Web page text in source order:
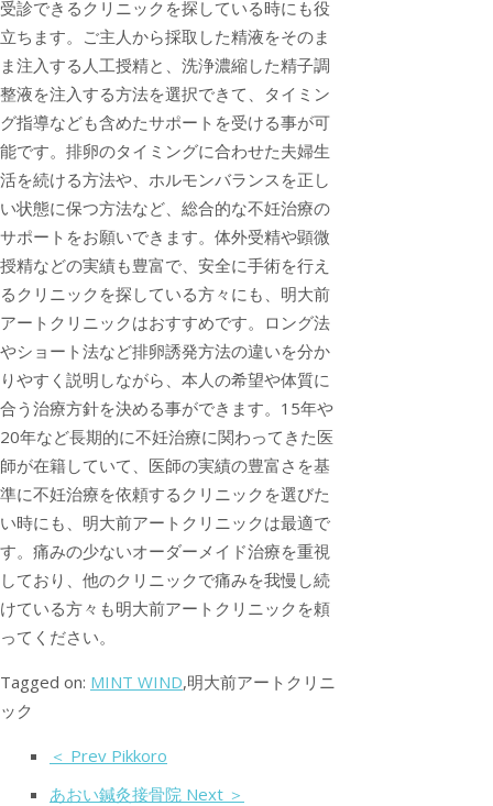
受診できるクリニックを探している時にも役
立ちます。ご主人から採取した精液をそのま
ま注入する人工授精と、洗浄濃縮した精子調
整液を注入する方法を選択できて、タイミン
グ指導なども含めたサポートを受ける事が可
能です。排卵のタイミングに合わせた夫婦生
活を続ける方法や、ホルモンバランスを正し
い状態に保つ方法など、総合的な不妊治療の
サポートをお願いできます。体外受精や顕微
授精などの実績も豊富で、安全に手術を行え
るクリニックを探している方々にも、明大前
アートクリニックはおすすめです。ロング法
やショート法など排卵誘発方法の違いを分か
りやすく説明しながら、本人の希望や体質に
合う治療方針を決める事ができます。15年や
20年など長期的に不妊治療に関わってきた医
師が在籍していて、医師の実績の豊富さを基
準に不妊治療を依頼するクリニックを選びた
い時にも、明大前アートクリニックは最適で
す。痛みの少ないオーダーメイド治療を重視
しており、他のクリニックで痛みを我慢し続
けている方々も明大前アートクリニックを頼
ってください。
Tagged on: MINT WIND,明大前アートクリニ
ック
＜ Prev Pikkoro
あおい鍼灸接骨院 Next ＞